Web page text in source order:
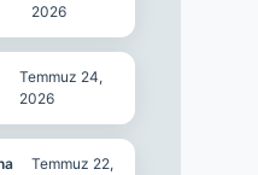
2026
Temmuz 24,
2026
Temmuz 22,